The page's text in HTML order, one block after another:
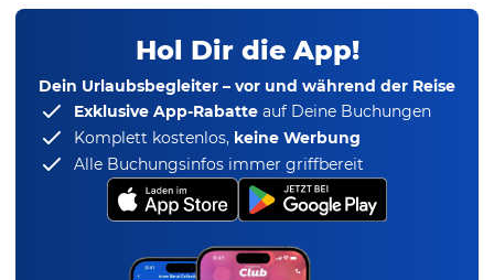
Hol Dir die App!
Dein Urlaubsbegleiter – vor und während der Reise
Exklusive App-Rabatte auf Deine Buchungen
Komplett kostenlos, keine Werbung
Alle Buchungsinfos immer griffbereit